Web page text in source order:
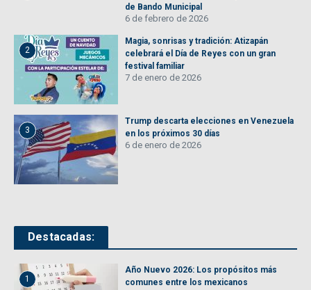
de Bando Municipal
6 de febrero de 2026
2
Magia, sonrisas y tradición: Atizapán
celebrará el Día de Reyes con un gran
festival familiar
7 de enero de 2026
3
Trump descarta elecciones en Venezuela
en los próximos 30 días
6 de enero de 2026
Destacadas:
1
Año Nuevo 2026: Los propósitos más
comunes entre los mexicanos